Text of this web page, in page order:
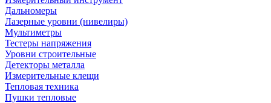
Дальномеры
Лазерные уровни (нивелиры)
Мультиметры
Тестеры напряжения
Уровни строительные
Детекторы металла
Измерительные клещи
Тепловая техника
Пушки тепловые